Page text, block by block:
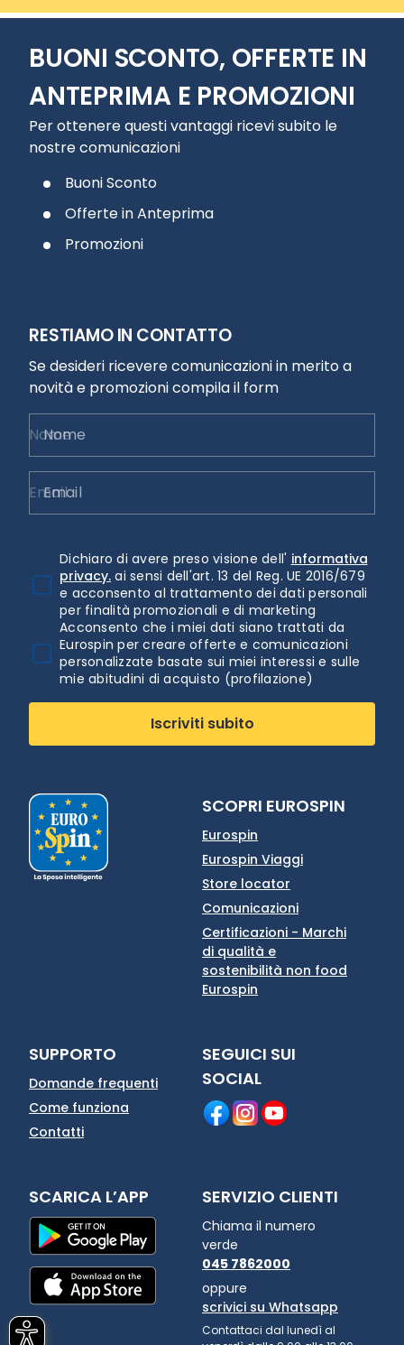
BUONI SCONTO, OFFERTE IN
ANTEPRIMA E PROMOZIONI
Per ottenere questi vantaggi ricevi subito le
nostre comunicazioni
Buoni Sconto
Offerte in Anteprima
Promozioni
RESTIAMO IN CONTATTO
Se desideri ricevere comunicazioni in merito a
novità e promozioni compila il form
Nome
Email
Dichiaro di avere preso visione dell' informativa
privacy. ai sensi dell'art. 13 del Reg. UE 2016/679
e acconsento al trattamento dei dati personali
per finalità promozionali e di marketing
Acconsento che i miei dati siano trattati da
Eurospin per creare offerte e comunicazioni
personalizzate basate sui miei interessi e sulle
mie abitudini di acquisto (profilazione)
Iscriviti subito
SCOPRI EUROSPIN
Eurospin
Eurospin Viaggi
Store locator
Comunicazioni
Certificazioni - Marchi
di qualità e
sostenibilità non food
Eurospin
SUPPORTO
Domande frequenti
Come funziona
Contatti
SEGUICI SUI
SOCIAL
SCARICA L’APP SERVIZIO CLIENTI
Chiama il numero
verde
045 7862000
oppure
scrivici su Whatsapp
Contattaci dal lunedì al